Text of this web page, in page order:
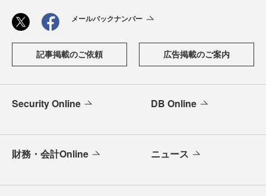
メールバックナンバー
記事掲載のご依頼 広告掲載のご案内
Security Online DB Online
財務・会計Online ニュース